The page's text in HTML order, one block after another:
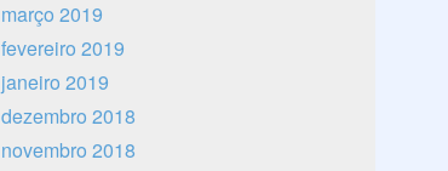
março 2019
fevereiro 2019
janeiro 2019
dezembro 2018
novembro 2018